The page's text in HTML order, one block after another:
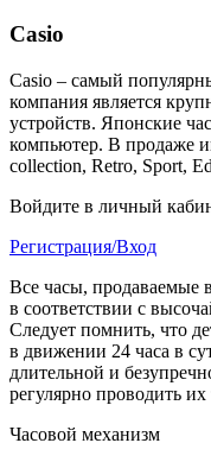
Casio
Casio – самый
компания является
устройств. Японские
компьютер. В продаже
collection, Retro, Sport,
Войдите в личный
Регистрация/Вход
Все часы, продаваемые
в соответствии с
Следует помнить, что
в движении 24 часа в
длительной и
регулярно проводить
Часовой механизм